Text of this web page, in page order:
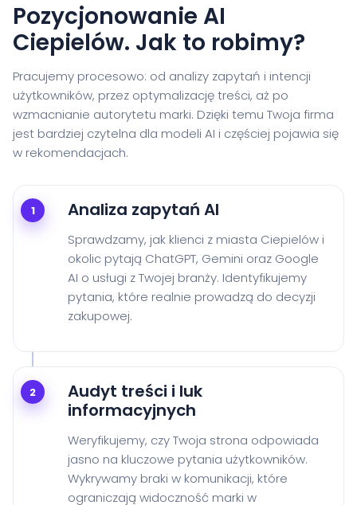
Pozycjonowanie AI
Ciepielów. Jak to robimy?
Pracujemy procesowo: od analizy zapytań i intencji
użytkowników, przez optymalizację treści, aż po
wzmacnianie autorytetu marki. Dzięki temu Twoja firma
jest bardziej czytelna dla modeli AI i częściej pojawia się
w rekomendacjach.
1 Analiza zapytań AI
Sprawdzamy, jak klienci z miasta Ciepielów i
okolic pytają ChatGPT, Gemini oraz Google
AI o usługi z Twojej branży. Identyfikujemy
pytania, które realnie prowadzą do decyzji
zakupowej.
2
Audyt treści i luk
informacyjnych
Weryfikujemy, czy Twoja strona odpowiada
jasno na kluczowe pytania użytkowników.
Wykrywamy braki w komunikacji, które
ograniczają widoczność marki w